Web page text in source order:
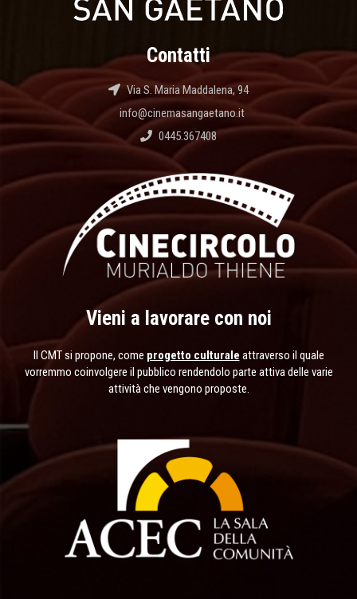
Contatti
Via S. Maria Maddalena, 94
info@cinemasangaetano.it
0445.367408
Vieni a lavorare con noi
Il CMT si propone, come progetto culturale attraverso il quale
vorremmo coinvolgere il pubblico rendendolo parte attiva delle varie
attività che vengono proposte.